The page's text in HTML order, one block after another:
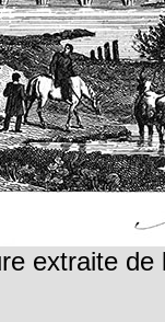
extraite de